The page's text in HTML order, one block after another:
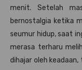
menit. Setelah
bernostalgia ketika
seumur hidup, saat
merasa terharu
dihajar oleh